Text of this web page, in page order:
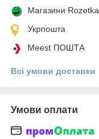
Магазини Rozetka
Укрпошта
Meest ПОШТА
Всі умови доставки
Умови оплати